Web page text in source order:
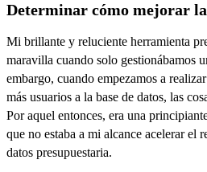
Determinar cómo mejorar
Mi brillante y reluciente herramienta
maravilla cuando solo gestionábamos
embargo, cuando empezamos a
más usuarios a la base de datos, las
Por aquel entonces, era una
que no estaba a mi alcance acelerar el
datos presupuestaria.